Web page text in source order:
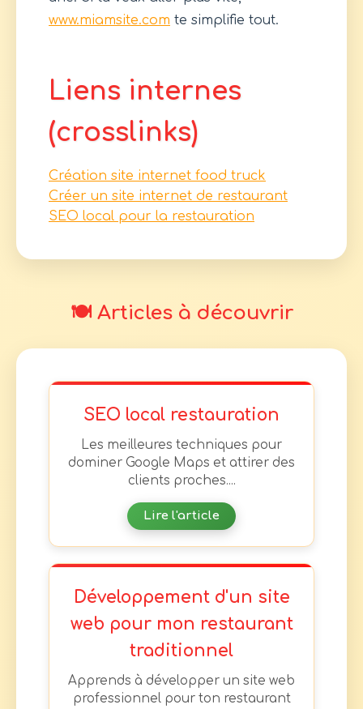
www.miamsite.com te simplifie tout.
Liens internes
(crosslinks)
Création site internet food truck
Créer un site internet de restaurant
SEO local pour la restauration
🍽️ Articles à découvrir
SEO local restauration
Les meilleures techniques pour
dominer Google Maps et attirer des
clients proches....
Lire l'article
Développement d'un site
web pour mon restaurant
traditionnel
Apprends à développer un site web
professionnel pour ton restaurant